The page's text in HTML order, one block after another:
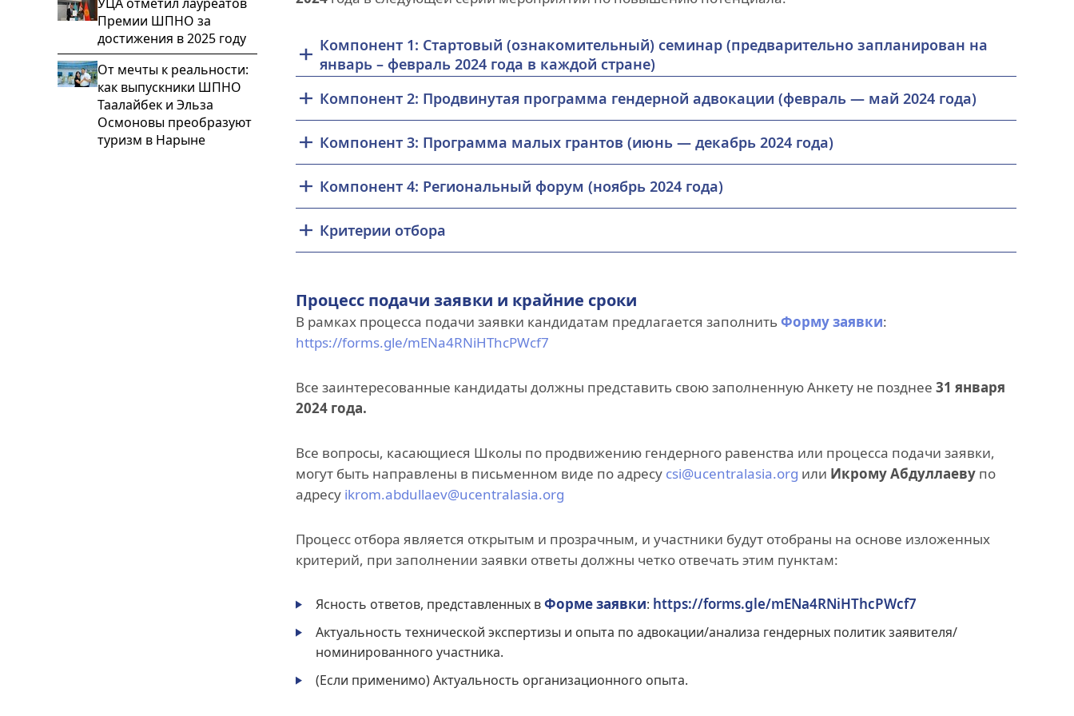
Премии ШПНО за
достижения в 2025 году
От мечты к реальности:
как выпускники ШПНО
Таалайбек и Эльза
Осмоновы преобразуют
туризм в Нарыне
Компонент 1: Стартовый (ознакомительный) семинар (предварительно запланирован на
январь – февраль 2024 года в каждой стране)
Компонент 2: Продвинутая программа гендерной адвокации (февраль — май 2024 года)
Компонент 3: Программа малых грантов (июнь — декабрь 2024 года)
Компонент 4: Региональный форум (ноябрь 2024 года)
Критерии отбора
Процесс подачи заявки и крайние сроки
В рамках процесса подачи заявки кандидатам предлагается заполнитьФорму заявки:
https://forms.gle/mENa4RNiHThcPWcf7
Все заинтересованные кандидаты должны представить свою заполненную Анкету не позднее 31 января
2024 года.
Все вопросы, касающиеся Школы по продвижению гендерного равенства или процесса подачи заявки,
могут быть направлены в письменном виде по адресу csi@ucentralasia.org или Икрому Абдуллаеву по
адресу ikrom.abdullaev@ucentralasia.org
Процесс отбора является открытым и прозрачным, и участники будут отобраны на основе изложенных
критерий, при заполнении заявки ответы должны четко отвечать этим пунктам:
Ясность ответов, представленных вФорме заявки: https://forms.gle/mENa4RNiHThcPWcf7
Актуальность технической экспертизы и опыта по адвокации/анализа гендерных политик заявителя/
номинированного участника.
(Если применимо) Актуальность организационного опыта.